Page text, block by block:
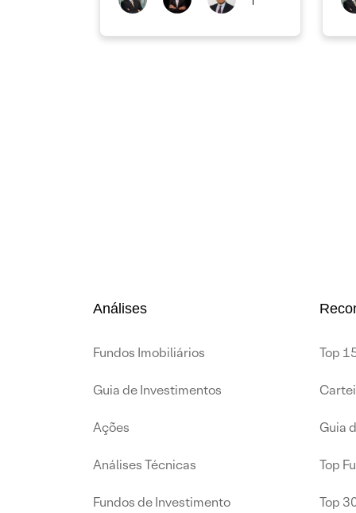
Análises
Fundos Imobiliários
Guia de Investimentos
Ações
Análises Técnicas
Fundos de Investimento
Top
Guia
Top
Top